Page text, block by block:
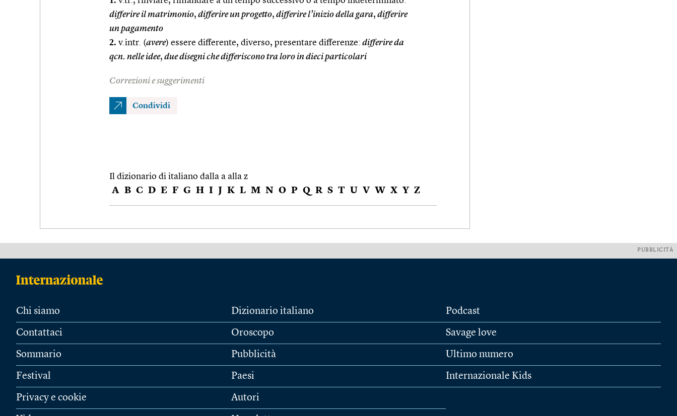
differire il matrimonio, differire un progetto, differire l’inizio della gara, differire
un pagamento
2. v.intr. (avere) essere differente, diverso, presentare differenze: differire da
qcn. nelle idee, due disegni che differiscono tra loro in dieci particolari
Correzioni e suggerimenti
Condividi
Il dizionario di italiano dalla a alla z
A B C D E F G H I J K L M N O P Q R S T U V W X Y Z
PUBBLICITÀ
Chi siamo
Contattaci
Sommario
Festival
Privacy e cookie
Dizionario italiano
Oroscopo
Pubblicità
Paesi
Autori
Podcast
Savage love
Ultimo numero
Internazionale Kids